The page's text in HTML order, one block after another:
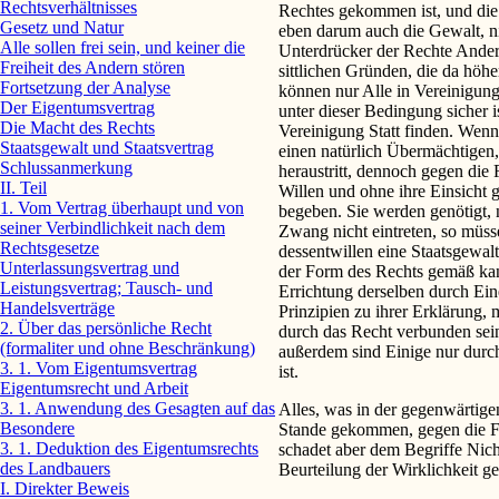
Rechtes gekommen ist, und
eben darum auch die Gewalt,
Unterdrücker der Rechte
sittlichen Gründen, die da
können nur Alle in
unter dieser Bedingung sicher
Vereinigung Statt finden.
einen natürlich
heraustritt, dennoch gegen
Willen und ohne ihre Einsicht
begeben. Sie werden
Zwang nicht eintreten, so
dessentwillen eine
der Form des Rechts gemäß
Errichtung derselben durch
Prinzipien zu ihrer Erklärung,
durch das Recht verbunden
außerdem sind Einige nur
ist.
Alles, was in der
Stande gekommen, gegen die
schadet aber dem Begriffe
Beurteilung der Wirklichkeit
Rechtsverhältnisses
Gesetz und Natur
Alle sollen frei sein, und keiner die
Freiheit des Andern stören
Fortsetzung der Analyse
Der Eigentumsvertrag
Die Macht des Rechts
Staatsgewalt und Staatsvertrag
Schlussanmerkung
II. Teil
1. Vom Vertrag überhaupt und von
seiner Verbindlichkeit nach dem
Rechtsgesetze
Unterlassungsvertrag und
Leistungsvertrag; Tausch- und
Handelsverträge
2. Über das persönliche Recht
(formaliter und ohne Beschränkung)
3. 1. Vom Eigentumsvertrag
Eigentumsrecht und Arbeit
3. 1. Anwendung des Gesagten auf das
Besondere
3. 1. Deduktion des Eigentumsrechts
des Landbauers
I. Direkter Beweis